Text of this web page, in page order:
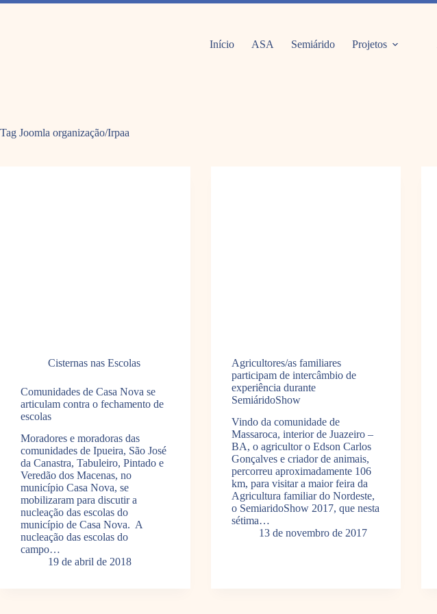
Pular
Início ASA Semiárido Projetos
Tag Joomla organização/Irpaa
Cisternas nas Escolas
Comunidades de Casa Nova se
articulam contra o fechamento de
escolas
Moradores e moradoras das
comunidades de Ipueira, São José
da Canastra, Tabuleiro, Pintado e
Veredão dos Macenas, no
município Casa Nova, se
mobilizaram para discutir a
nucleação das escolas do
município de Casa Nova. A
nucleação das escolas do
campo…
19 de abril de 2018
Agricultores/as familiares
participam de intercâmbio de
experiência durante
SemiáridoShow
Vindo da comunidade de
Massaroca, interior de Juazeiro –
BA, o agricultor o Edson Carlos
Gonçalves e criador de animais,
percorreu aproximadamente 106
km, para visitar a maior feira da
Agricultura familiar do Nordeste,
o SemiaridoShow 2017, que nesta
sétima…
13 de novembro de 2017